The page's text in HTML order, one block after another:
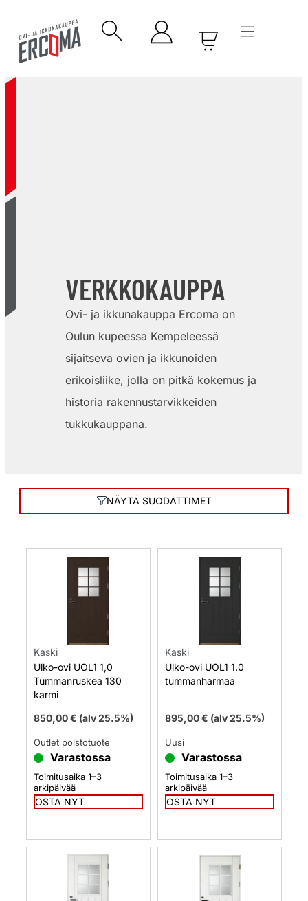
VERKKOKAUPPA
Ovi- ja ikkunakauppa Ercoma on
Oulun kupeessa Kempeleessä
sijaitseva ovien ja ikkunoiden
erikoisliike, jolla on pitkä kokemus ja
historia rakennustarvikkeiden
tukkukauppana.
NÄYTÄ SUODATTIMET
Kaski
Ulko-ovi UOL1 1,0
Tummanruskea 130
karmi
850,00€ (alv 25.5%)
Outlet poistotuote
Varastossa
Toimitusaika 1–3
arkipäivää
OSTA NYT
Kaski
Ulko-ovi UOL1 1.0
tummanharmaa
895,00€ (alv 25.5%)
Uusi
Varastossa
Toimitusaika 1–3
arkipäivää
OSTA NYT